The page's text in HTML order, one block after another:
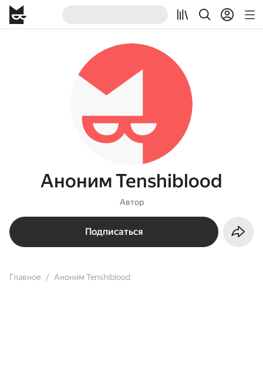
Аноним Tenshiblood
Автор
Подписаться
Главное Аноним Tenshiblood